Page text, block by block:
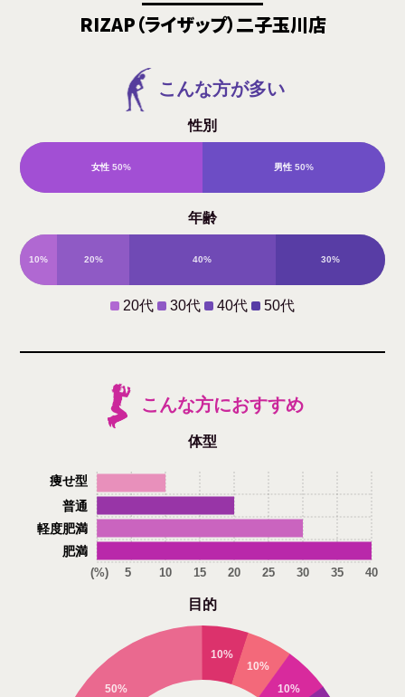
RIZAP（ライザップ）二子玉川店
こんな方が多い
性別
女性 50% 男性 50%
年齢
10% 20% 40% 30%
20代 30代 40代 50代
こんな方におすすめ
体型
肥満
軽度肥満
普通
痩せ型
(%) 5 10 15 20 25 30 35 40
目的
50%
10%
10%
10%